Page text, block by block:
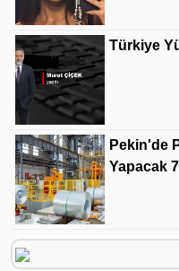
Türkiye
Pekin'de
Yapacak